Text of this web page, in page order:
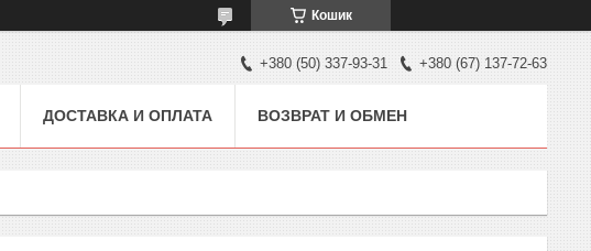
Кошик
+380 (50) 337-93-31 +380 (67) 137-72-63
ДОСТАВКА И ОПЛАТА ВОЗВРАТ И ОБМЕН